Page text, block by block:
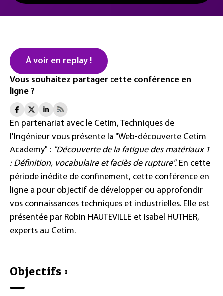
À voir en replay !
Vous souhaitez partager cette conférence en
ligne ?
En partenariat avec le Cetim, Techniques de
l'Ingénieur vous présente la "Web-découverte Cetim
Academy" : "Découverte de la fatigue des matériaux 1
: Définition, vocabulaire et faciès de rupture". En cette
période inédite de confinement, cette conférence en
ligne a pour objectif de développer ou approfondir
vos connaissances techniques et industrielles. Elle est
présentée par Robin HAUTEVILLE et Isabel HUTHER,
experts au Cetim.
Objectifs :